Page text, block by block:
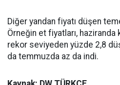
Diğer yandan fiyatı düşen
Örneğin et fiyatları,
rekor seviyeden yüzde 2,8
da temmuzda az da indi.